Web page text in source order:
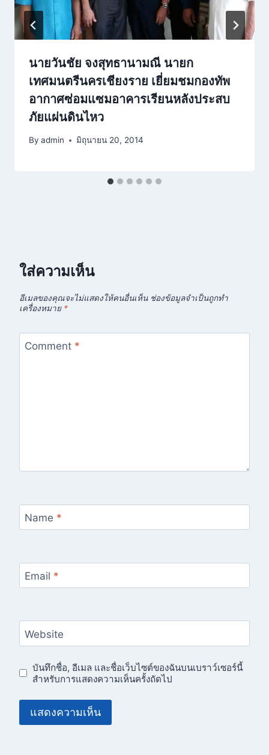
นายวันชัย จงสุทธานามณี นายก
เทศมนตรีนครเชียงราย เยี่ยมชมกองทัพ
อากาศซ่อมแซมอาคารเรียนหลังประสบ
ภัยแผ่นดินไหว
By admin มิถุนายน 20, 2014
ใส่ความเห็น
อีเมลของคุณจะไม่แสดงให้คนอื่นเห็น ช่องข้อมูลจำเป็นถูกทำ
เครื่องหมาย *
Comment *
Name *
Email *
Website
บันทึกชื่อ, อีเมล และชื่อเว็บไซต์ของฉันบนเบราว์เซอร์นี้
สำหรับการแสดงความเห็นครั้งถัดไป